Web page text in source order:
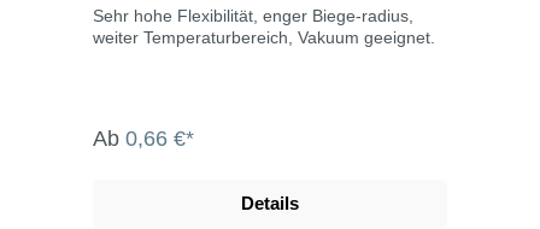
Sehr hohe Flexibilität, enger Biege-radius,
weiter Temperaturbereich, Vakuum geeignet.
Ab 0,66 €*
Details